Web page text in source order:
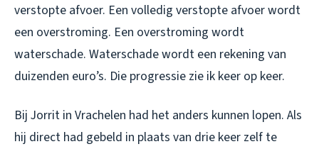
verstopte afvoer. Een volledig verstopte afvoer wordt
een overstroming. Een overstroming wordt
waterschade. Waterschade wordt een rekening van
duizenden euro’s. Die progressie zie ik keer op keer.
Bij Jorrit in Vrachelen had het anders kunnen lopen. Als
hij direct had gebeld in plaats van drie keer zelf te